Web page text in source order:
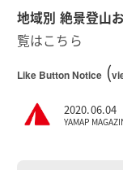
地域別 絶景登山
覧はこちら
Like Button Notice(
2020.06.04
YAMAP